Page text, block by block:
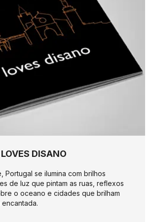
DISANO
Portugal se ilumina com brilhos
de luz que pintam as ruas, reflexos
o oceano e cidades que brilham
encantada.